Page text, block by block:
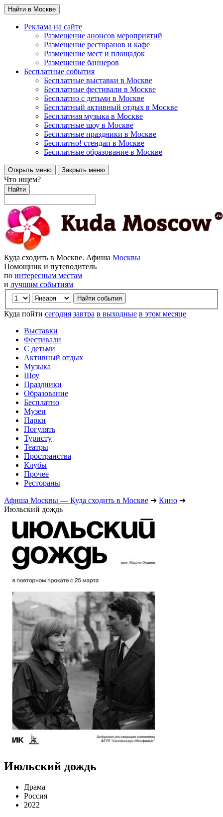
Найти в Москве
Реклама на сайте
Размещение анонсов мероприятий
Размещение ресторанов и кафе
Размещение мест и площадок
Размещение баннеров
Бесплатные события
Бесплатные выставки в Москве
Бесплатные фестивали в Москве
Бесплатно с детьми в Москве
Бесплатный активный отдых в Москве
Бесплатная музыка в Москве
Бесплатные шоу в Москве
Бесплатные праздники в Москве
Бесплатно! стендап в Москве
Бесплатные образование в Москве
Открыть меню Закрыть меню
Что ищем?
Найти
Куда сходить в Москве. Афиша Москвы
Помощник и путеводитель
по интересным местам
и лучшим событиям
Куда пойти сегодня завтра в выходные в этом месяце
Выставки
Фестивали
С детьми
Активный отдых
Музыка
Шоу
Праздники
Образование
Бесплатно
Музеи
Парки
Погулять
Туристу
Театры
Пространства
Клубы
Прочее
Рестораны
Афиша Москвы — Куда сходить в Москве ➔ Кино ➔
Июльский дождь
Июльский дождь
Драма
Россия
2022